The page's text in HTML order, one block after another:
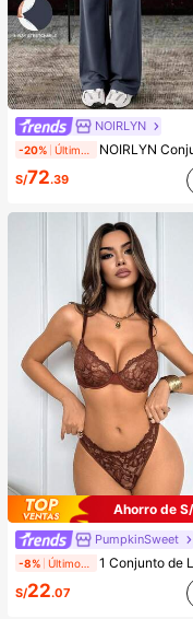
NOIRLYN
-20% NOIRLYN Conjunto de dos piezas deportivo para mujer, top de tirantes sexy de verano con almohadilla para el pecho y pantalones rectos de cintura alta para la
S/72.39
Ahorro de
PumpkinSweet
-8% Últimos 2 días 1 Conjunto de Lencería de Encaje
S/22.07